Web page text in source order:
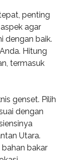
penting
agar
dengan baik.
Hitung
termasuk
genset. Pilih
dengan
Utara.
bakar